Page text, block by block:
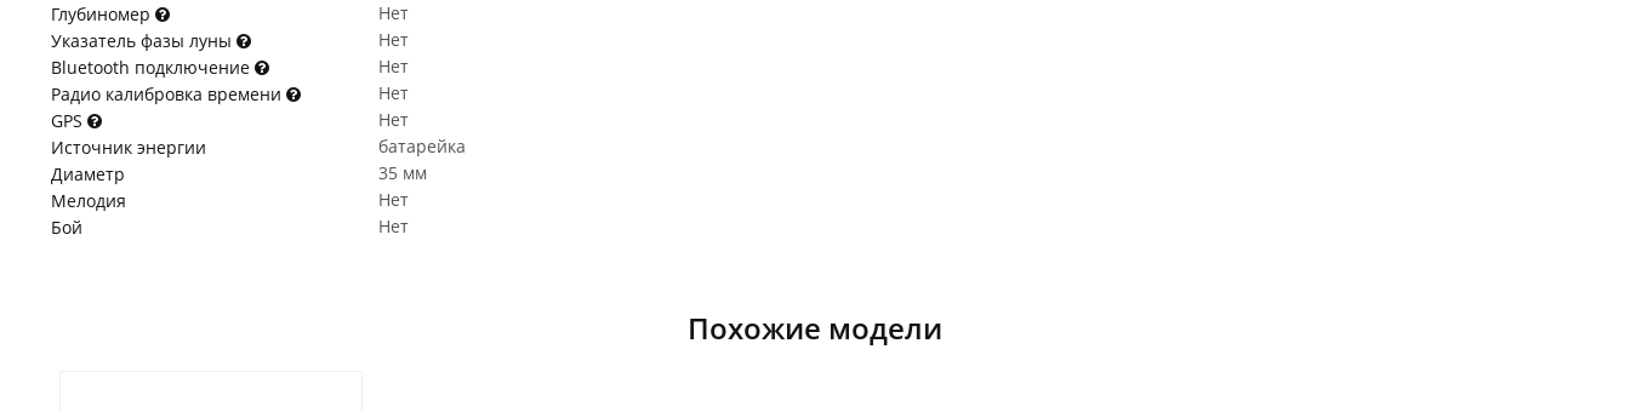
Глубиномер
Нет
Указатель фазы луны
Нет
Bluetooth подключение
Нет
Радио калибровка времени
Нет
GPS
Нет
Источник энергии
батарейка
Диаметр
35 мм
Мелодия
Нет
Бой
Нет
Похожие модели